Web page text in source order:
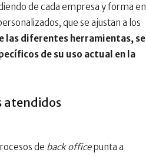
de cada empresa y forma en
que se ajustan a los
las diferentes herramientas, se
de su uso actual en la
atendidos
de back officepunta a